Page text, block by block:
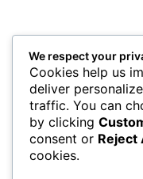
मंत्री
We respect your
Cookies help us
deliver
traffic. You can
by clicking
consent or Reject
cookies.